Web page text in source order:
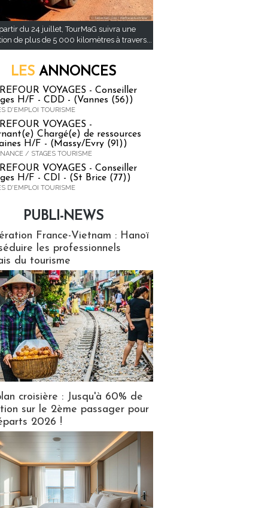
du 24 juillet, TourMaG suivra une
de plus de 5 000 kilomètres à travers...
LES ANNONCES
VOYAGES - Conseiller
H/F - CDD - (Vannes (56))
D'EMPLOI TOURISME
VOYAGES -
Chargé(e) de ressources
H/F - (Massy/Evry (91))
/ STAGES TOURISME
VOYAGES - Conseiller
H/F - CDI - (St Brice (77))
D'EMPLOI TOURISME
PUBLI-NEWS
France-Vietnam : Hanoï
les professionnels
du tourisme
croisière : Jusqu'à 60% de
sur le 2ème passager pour
2026 !